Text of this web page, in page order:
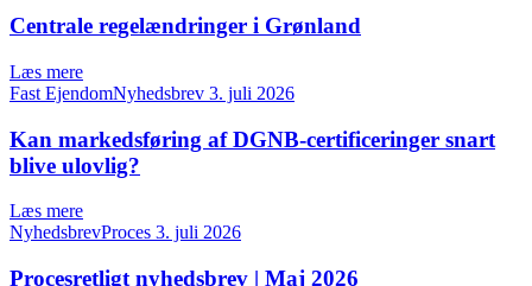
Centrale regelændringer i Grønland
Læs mere
Fast EjendomNyhedsbrev 3. juli 2026
Kan markedsføring af DGNB-certificeringer snart
blive ulovlig?
Læs mere
NyhedsbrevProces 3. juli 2026
Procesretligt nyhedsbrev | Maj 2026